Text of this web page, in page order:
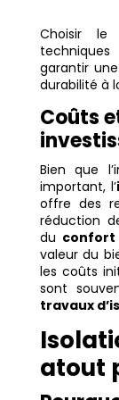
Choisir
garantir une
durabilité à
Coûts
Bien que
important, l’
offre des
réduction
du confort
valeur du
les coûts
sont
travaux
atout